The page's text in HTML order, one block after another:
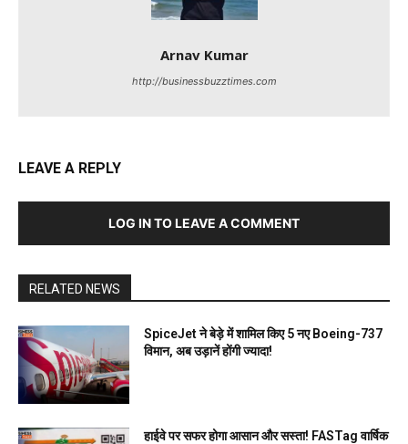
Arnav Kumar
http://businessbuzztimes.com
LEAVE A REPLY
LOG IN TO LEAVE A COMMENT
RELATED NEWS
SpiceJet ने बेड़े में शामिल किए 5 नए Boeing-737
विमान, अब उड़ानें होंगी ज्यादा!
हाईवे पर सफर होगा आसान और सस्ता! FASTag वार्षिक